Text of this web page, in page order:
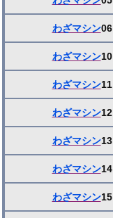
わざマシン06
わざマシン10
わざマシン11
わざマシン12
わざマシン13
わざマシン14
わざマシン15